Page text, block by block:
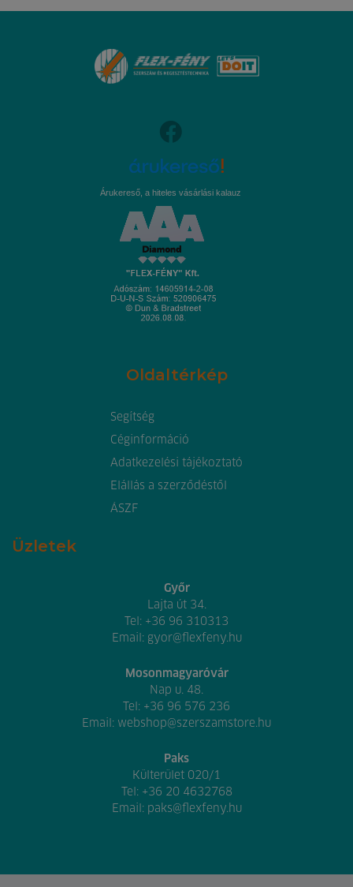
Árukereső, a hiteles vásárlási kalauz
Oldaltérkép
Segítség
Céginformáció
Adatkezelési tájékoztató
Elállás a szerződéstől
ÁSZF
Üzletek
Győr
Lajta út 34.
Tel: +36 96 310313
Email: gyor@flexfeny.hu
Mosonmagyaróvár
Nap u. 48.
Tel: +36 96 576 236
Email: webshop@szerszamstore.hu
Paks
Külterület 020/1
Tel: +36 20 4632768
Email: paks@flexfeny.hu